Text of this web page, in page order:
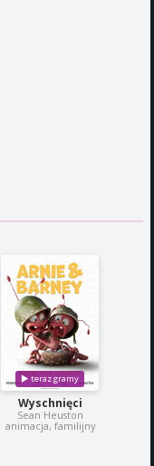
Wyschnięci
Sean Heuston
animacja, familijny